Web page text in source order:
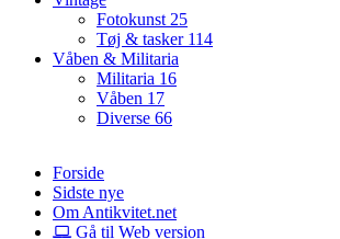
Fotokunst 25
Tøj & tasker 114
Våben & Militaria
Militaria 16
Våben 17
Diverse 66
Forside
Sidste nye
Om Antikvitet.net
Gå til Web version